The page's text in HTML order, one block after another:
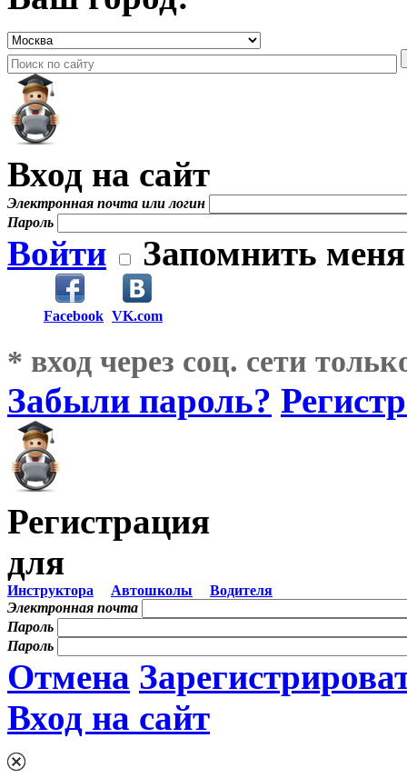
Вход на сайт
Электронная почта или логин
Пароль
Войти Запомнить меня
Facebook VK.com
* вход через соц. сети
Забыли пароль?
Регистрация
для
Инструктора Автошколы
Водителя
Электронная почта
Пароль
Пароль
Отмена
Вход на сайт